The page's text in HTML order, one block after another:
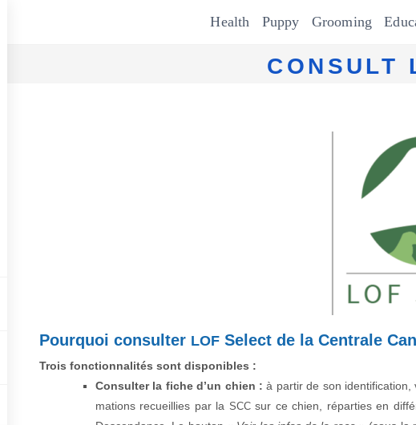
Health Pup­py Groom­ing
CONSULT
Pourquoi consulter LOF Select de la Centrale
Trois fonc­tion­nal­ités sont disponibles :
Con­sul­ter la fiche d’un chien : à par­tir de son
ma­tions recueil­lies par la SCCsur ce chien, répar­ties en